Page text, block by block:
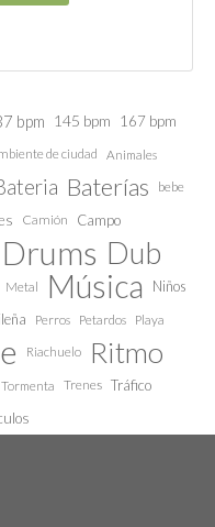
bpm 145 bpm 167 bpm
de ciudad Animales
Baterías bebe
Camión Campo
Drums Dub
Metal Música
Niños
Perros Petardos Playa
Riachuelo Ritmo
Tormenta Trenes Tráfico